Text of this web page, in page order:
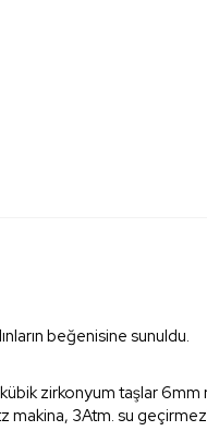
beğenisine sunuldu.
zirkonyum taşlar
makina, 3Atm. su